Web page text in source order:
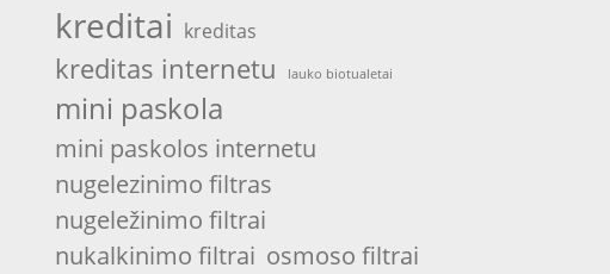
kreditai kreditas
kreditas internetu lauko biotualetai
mini paskola
mini paskolos internetu
nugelezinimo filtras
nugeležinimo filtrai
nukalkinimo filtrai osmoso filtrai